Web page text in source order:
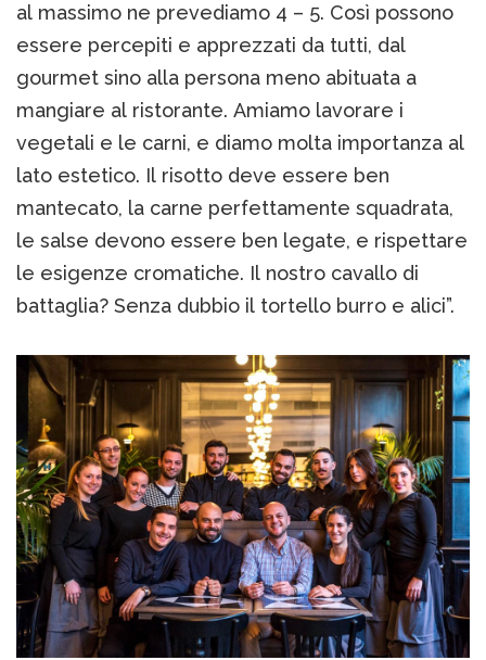
al massimo ne prevediamo 4 – 5. Così possono
essere percepiti e apprezzati da tutti, dal
gourmet sino alla persona meno abituata a
mangiare al ristorante. Amiamo lavorare i
vegetali e le carni, e diamo molta importanza al
lato estetico. Il risotto deve essere ben
mantecato, la carne perfettamente squadrata,
le salse devono essere ben legate, e rispettare
le esigenze cromatiche. Il nostro cavallo di
battaglia? Senza dubbio il tortello burro e alici”.